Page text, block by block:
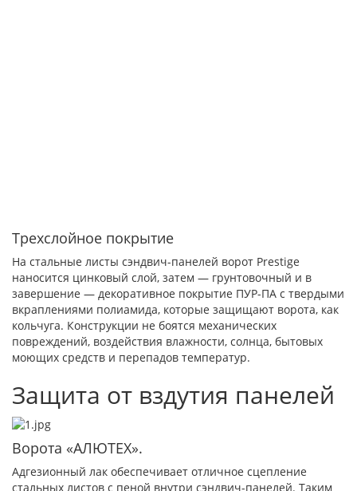
Трехслойное покрытие
На стальные листы сэндвич-панелей ворот Prestige
наносится цинковый слой, затем — грунтовочный и в
завершение — декоративное покрытие ПУР-ПА с твердыми
вкраплениями полиамида, которые защищают ворота, как
кольчуга. Конструкции не боятся механических
повреждений, воздействия влажности, солнца, бытовых
моющих средств и перепадов температур.
Защита от вздутия панелей
Ворота «АЛЮТЕХ».
Адгезионный лак обеспечивает отличное сцепление
стальных листов с пеной внутри сэндвич-панелей. Таким